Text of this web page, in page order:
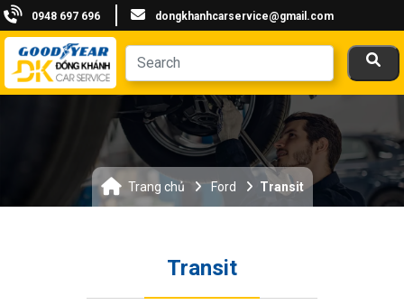
0948 697 696 dongkhanhcarservice@gmail.com
Trang chủ Ford Transit
Transit